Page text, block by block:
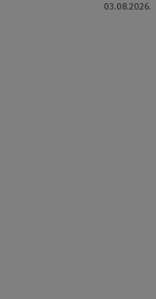
03.08.2026.